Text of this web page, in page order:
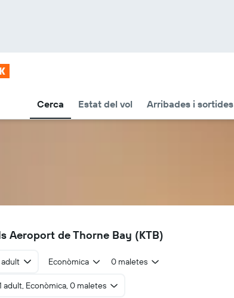
Cerca Estat del vol Arribades i sortides
viatjar
Aeroport de Thorne Bay (KTB)
adult Econòmica 0 maletes
adult, Econòmica, 0 maletes